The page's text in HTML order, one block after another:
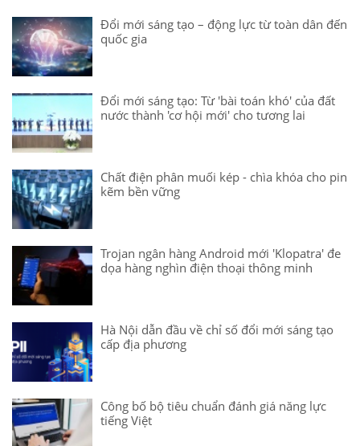
Đổi mới sáng tạo – động lực từ toàn dân đến
quốc gia
Đổi mới sáng tạo: Từ 'bài toán khó' của đất
nước thành 'cơ hội mới' cho tương lai
Chất điện phân muối kép - chìa khóa cho pin
kẽm bền vững
Trojan ngân hàng Android mới 'Klopatra' đe
dọa hàng nghìn điện thoại thông minh
Hà Nội dẫn đầu về chỉ số đổi mới sáng tạo
cấp địa phương
Công bố bộ tiêu chuẩn đánh giá năng lực
tiếng Việt